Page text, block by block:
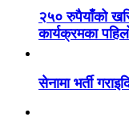
२५० रुपैयाँको
कार्यक्रमका
सेनामा भर्ती